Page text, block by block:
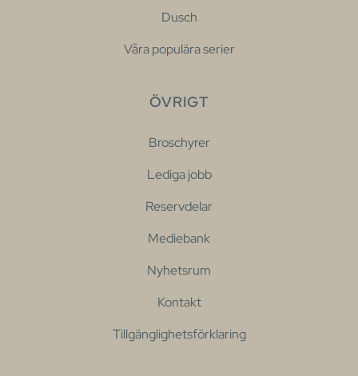
Dusch
Våra populära serier
ÖVRIGT
Broschyrer
Lediga jobb
Reservdelar
Mediebank
Nyhetsrum
Kontakt
Tillgänglighetsförklaring